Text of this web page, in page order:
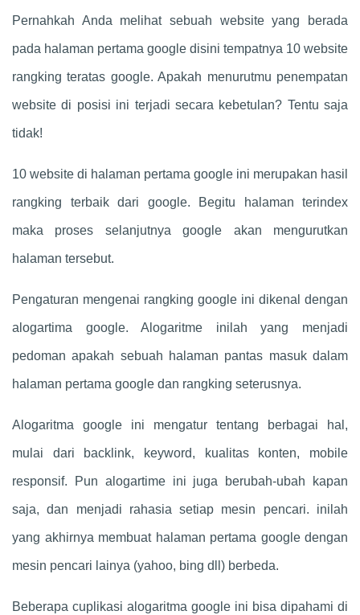
Pernahkah Anda melihat sebuah website yang berada
pada halaman pertama google disini tempatnya 10 website
rangking teratas google. Apakah menurutmu penempatan
website di posisi ini terjadi secara kebetulan? Tentu saja
tidak!
10 website di halaman pertama google ini merupakan hasil
rangking terbaik dari google. Begitu halaman terindex
maka proses selanjutnya google akan mengurutkan
halaman tersebut.
Pengaturan mengenai rangking google ini dikenal dengan
alogartima google. Alogaritme inilah yang menjadi
pedoman apakah sebuah halaman pantas masuk dalam
halaman pertama google dan rangking seterusnya.
Alogaritma google ini mengatur tentang berbagai hal,
mulai dari backlink, keyword, kualitas konten, mobile
responsif. Pun alogartime ini juga berubah-ubah kapan
saja, dan menjadi rahasia setiap mesin pencari. inilah
yang akhirnya membuat halaman pertama google dengan
mesin pencari lainya (yahoo, bing dll) berbeda.
Beberapa cuplikasi alogaritma google ini bisa dipahami di